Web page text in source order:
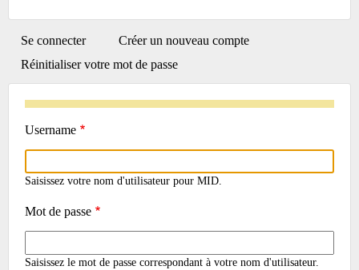
PRIMARY
TABS
Se connecter(onglet
actif)
Créer un nouveau compte
Réinitialiser votre mot de passe
Username
Saisissez votre nom d'utilisateur pour MID.
Mot de passe
Saisissez le mot de passe correspondant à votre nom d'utilisateur.